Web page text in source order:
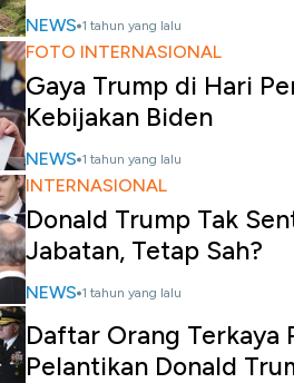
NEWS 1 tahun yang lalu
FOTO INTERNASIONAL
Gaya Trump di Hari
Kebijakan Biden
NEWS 1 tahun yang lalu
INTERNASIONAL
Donald Trump Tak
Jabatan, Tetap Sah?
NEWS 1 tahun yang lalu
Daftar Orang Terkaya
Pelantikan Donald